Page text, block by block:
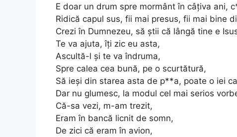
E doar un drum spre mormânt în câțiva ani,
Ridică capul sus, fii mai presus, fii mai bine
Crezi în Dumnezeu, să știi că lângă tine e
Te va ajuta, îți zic eu asta,
Ascultă-l și te va îndruma,
Spre calea cea bună, pe o scurtătură,
Să ieși din starea asta de p**a, poate o iei
Dar nu glumesc, la modul cel mai serios
Că-sa vezi, m-am trezit,
Eram în bancă licnit de somn,
De zici că eram în avion,